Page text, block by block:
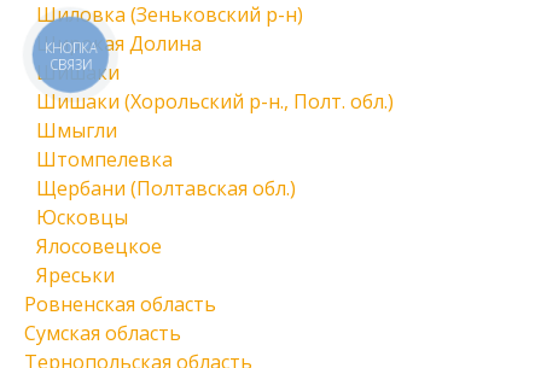
Шиловка (Зеньковский р-н)
Широкая Долина
Шишаки
Шишаки (Хорольский р-н., Полт. обл.)
Шмыгли
Штомпелевка
Щербани (Полтавская обл.)
Юсковцы
Ялосовецкое
Яреськи
Ровненская область
Сумская область
Тернопольская область
КНОПКА
СВЯЗИ